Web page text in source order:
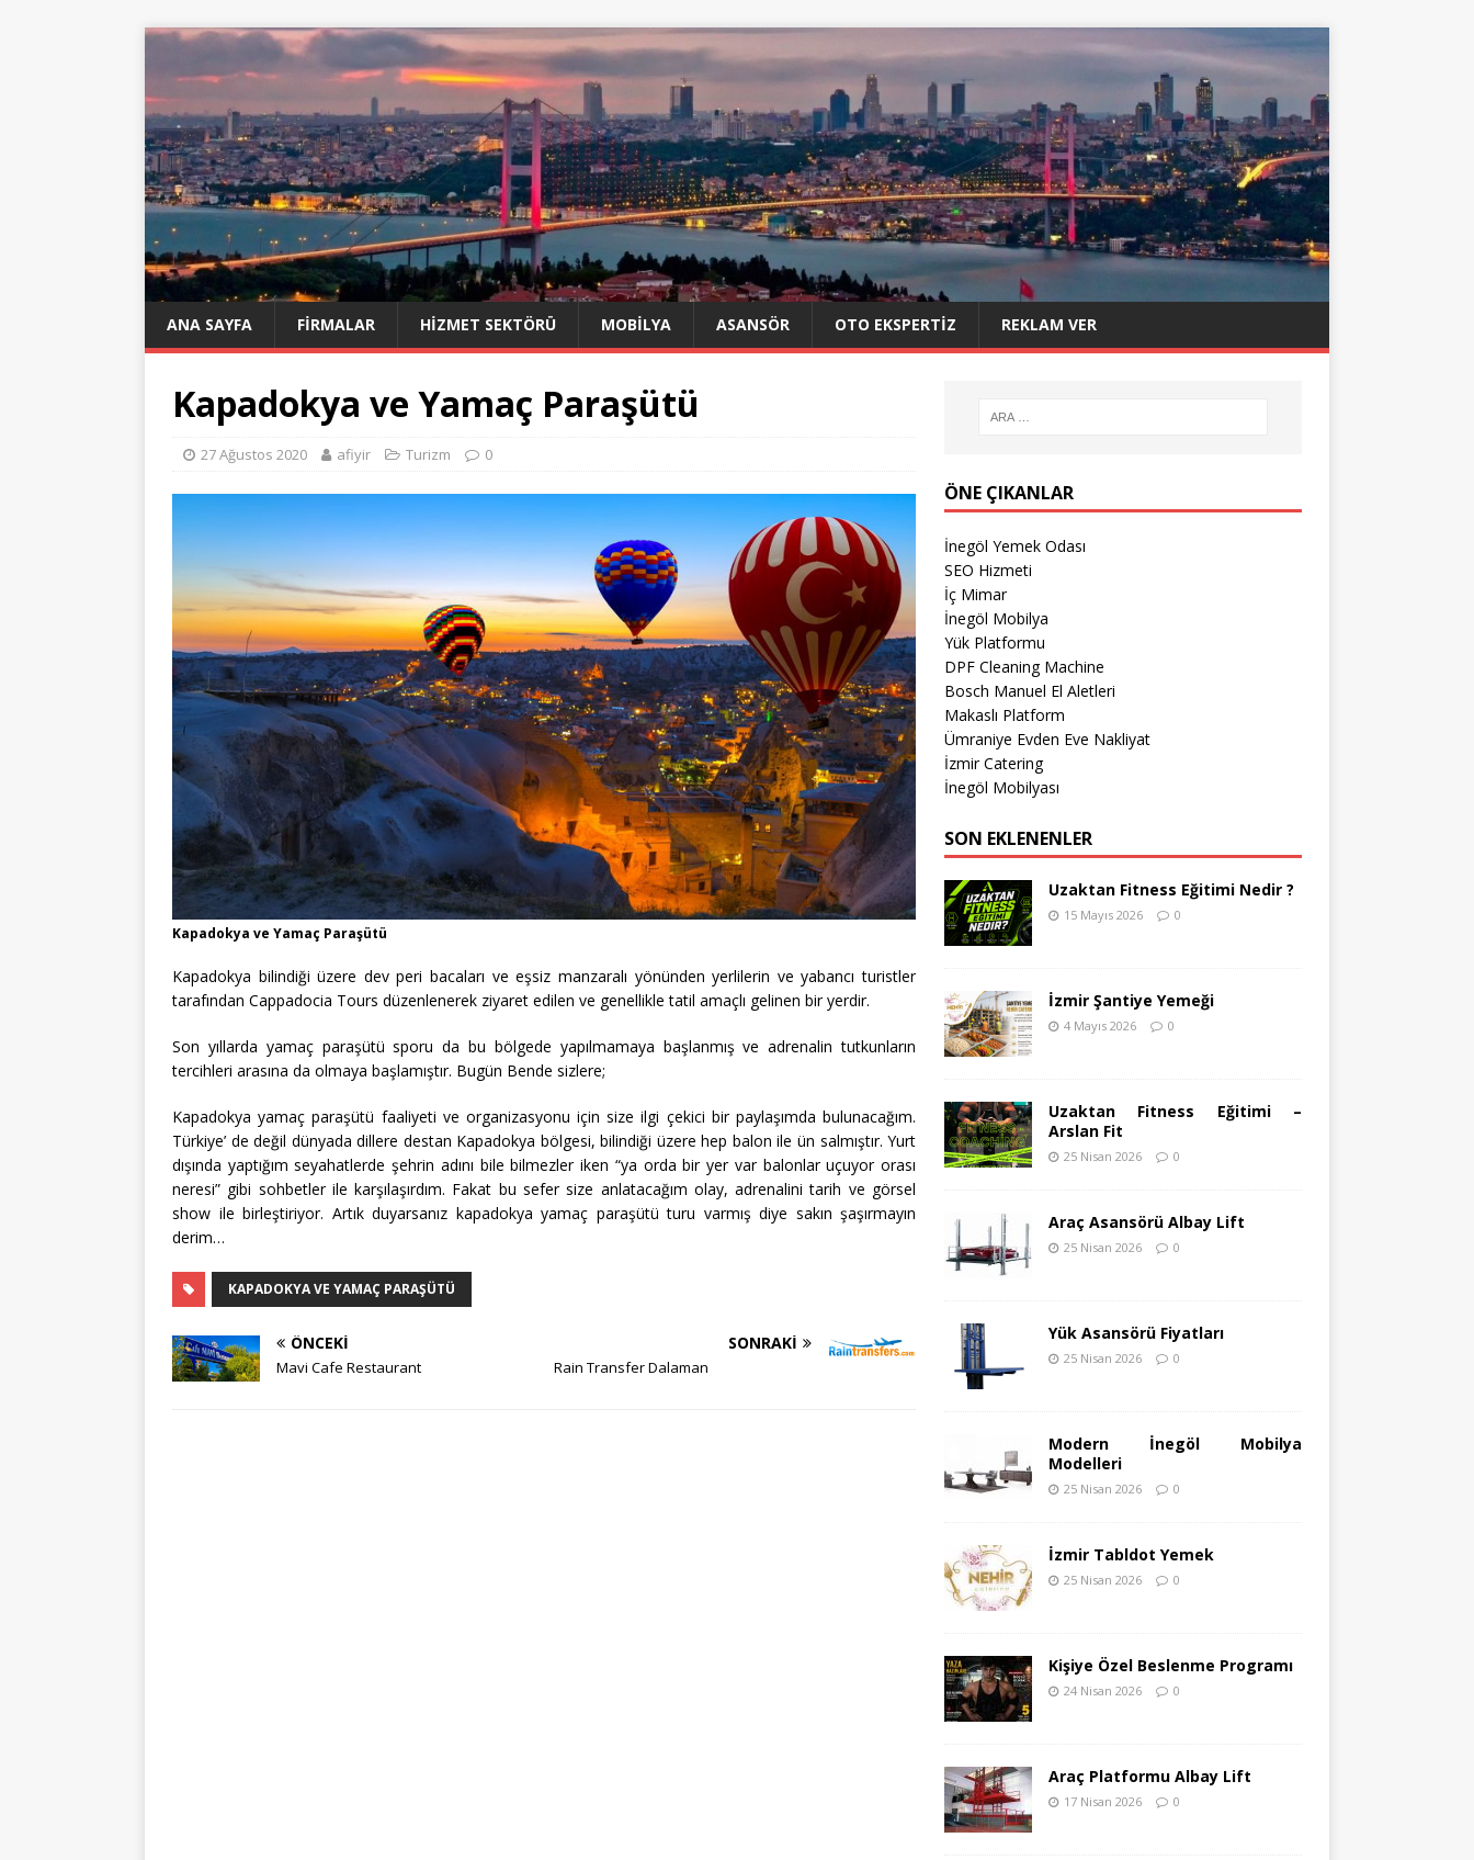
ANA SAYFA FIRMALAR HIZMET SEKTÖRÜ MOBILYA ASANSÖR OTO EKSPERTIZ REKLAM VER
Kapadokya ve Yamaç Paraşütü
27 Ağustos 2020 afiyir Turizm 0
Kapadokya ve Yamaç Paraşütü
Kapadokya bilindiği üzere dev peri bacaları ve eşsiz manzaralı yönünden yerlilerin ve yabancı turistler
tarafından Cappadocia Tours düzenlenerek ziyaret edilen ve genellikle tatil amaçlı gelinen bir yerdir.
Son yıllarda yamaç paraşütü sporu da bu bölgede yapılmamaya başlanmış ve adrenalin tutkunların
tercihleri arasına da olmaya başlamıştır. Bugün Bende sizlere;
Kapadokya yamaç paraşütü faaliyeti ve organizasyonu için size ilgi çekici bir paylaşımda bulunacağım.
Türkiye’ de değil dünyada dillere destan Kapadokya bölgesi, bilindiği üzere hep balon ile ün salmıştır. Yurt
dışında yaptığım seyahatlerde şehrin adını bile bilmezler iken “ya orda bir yer var balonlar uçuyor orası
neresi” gibi sohbetler ile karşılaşırdım. Fakat bu sefer size anlatacağım olay, adrenalini tarih ve görsel
show ile birleştiriyor. Artık duyarsanız kapadokya yamaç paraşütü turu varmış diye sakın şaşırmayın
derim…
KAPADOKYA VE YAMAÇ PARAŞÜTÜ
ÖNCEKI
Mavi Cafe Restaurant
SONRAKI
Rain Transfer Dalaman
ÖNE ÇIKANLAR
İnegöl Yemek Odası
SEO Hizmeti
İç Mimar
İnegöl Mobilya
Yük Platformu
DPF Cleaning Machine
Bosch Manuel El Aletleri
Makaslı Platform
Ümraniye Evden Eve Nakliyat
İzmir Catering
İnegöl Mobilyası
SON EKLENENLER
Uzaktan Fitness Eğitimi Nedir ?
15 Mayıs 2026 0
İzmir Şantiye Yemeği
4 Mayıs 2026 0
Uzaktan Fitness Eğitimi –
Arslan Fit
25 Nisan 2026 0
Araç Asansörü Albay Lift
25 Nisan 2026 0
Yük Asansörü Fiyatları
25 Nisan 2026 0
Modern İnegöl Mobilya
Modelleri
25 Nisan 2026 0
İzmir Tabldot Yemek
25 Nisan 2026 0
Kişiye Özel Beslenme Programı
24 Nisan 2026 0
Araç Platformu Albay Lift
17 Nisan 2026 0